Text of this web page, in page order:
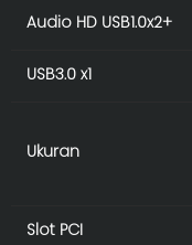
Audio HD USB1.0x2+
USB3.0 x1
Ukuran
Slot PCI